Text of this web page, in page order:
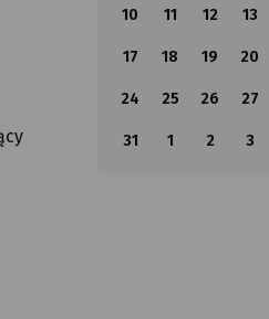
10 11 12 13
17 18 19 20
24 25 26 27
31 1 2 3